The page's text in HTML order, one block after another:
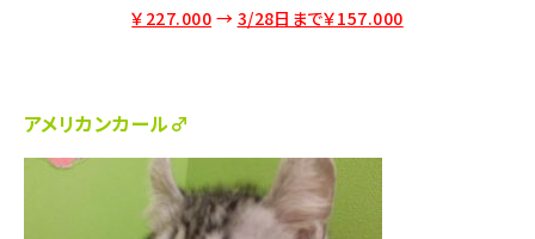
￥227.000 → 3/28日まで￥157.000
アメリカンカール♂